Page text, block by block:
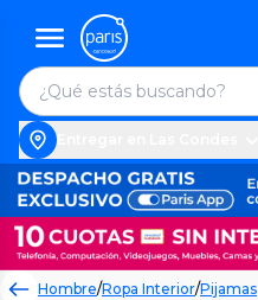
Hombre/Ropa Interior/Pijamas